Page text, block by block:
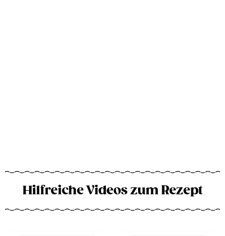
Hilfreiche Videos zum Rezept